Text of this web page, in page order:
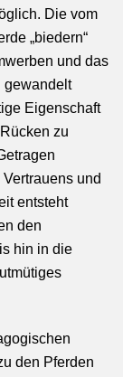
Die vom
„biedern“
und das
gewandelt
Eigenschaft
zu
und
entsteht
den
hin in die
den Pferden